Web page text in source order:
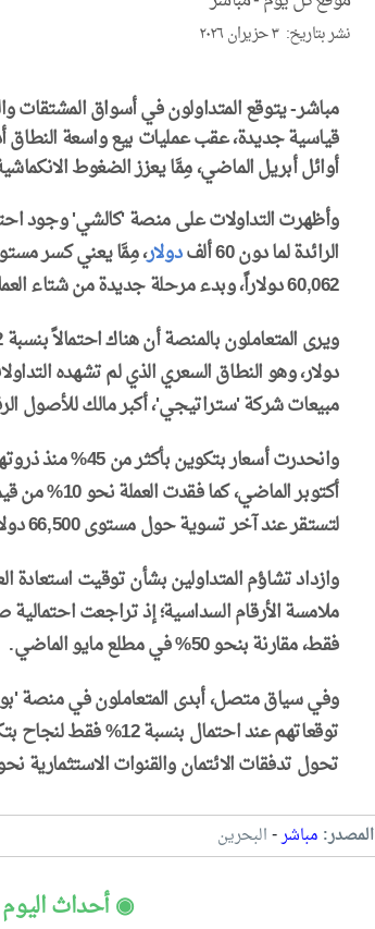
نشر بتاريخ: ٣ حزيران ٢٠٢٦
مباشر- يتوقع المتداولون في أسواق المشتقات
قياسية جديدة، عقب عمليات بيع واسعة النطاق
أوائل أبريل الماضي، مِمَّا يعزز الضغوط
الرائدة لما دون 60 ألف
دولار، مِمَّا يعني كسر
60,062 دولاراً، وبدء مرحلة جديدة من شتاء العملات المشفرة.
مبيعات شركة 'ستراتيجي'، أكبر مالك للأصول
أكتوبر
لتستقر عند آخر تسوية حول مستوى 66,500 دولار.
وازداد تشاؤم المتداولين بشأن توقيت استعادة
فقط، مقارنة بنحو 50% في مطلع مايو الماضي.
وفي سياق متصل، أبدى المتعاملون في منصة
توقعاتهم عند احتمال
تحول تدفقات الائتمان والقنوات الاستثمارية
المصدر: مباشر-البحرين
◉ أحداث